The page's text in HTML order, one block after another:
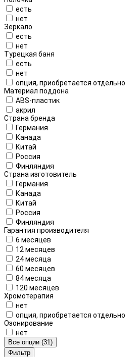
есть
нет
Зеркало
есть
нет
Турецкая баня
есть
нет
опция, приобретается отдельно
Материал поддона
ABS-пластик
акрил
Страна бренда
Германия
Канада
Китай
Россия
Финляндия
Страна изготовитель
Германия
Канада
Китай
Россия
Финляндия
Гарантия производителя
6 месяцев
12 месяцев
24 месяца
60 месяцев
84 месяца
120 месяцев
Хромотерапия
нет
опция, приобретается отдельно
Озонирование
нет
Все опции (31)
Фильтр